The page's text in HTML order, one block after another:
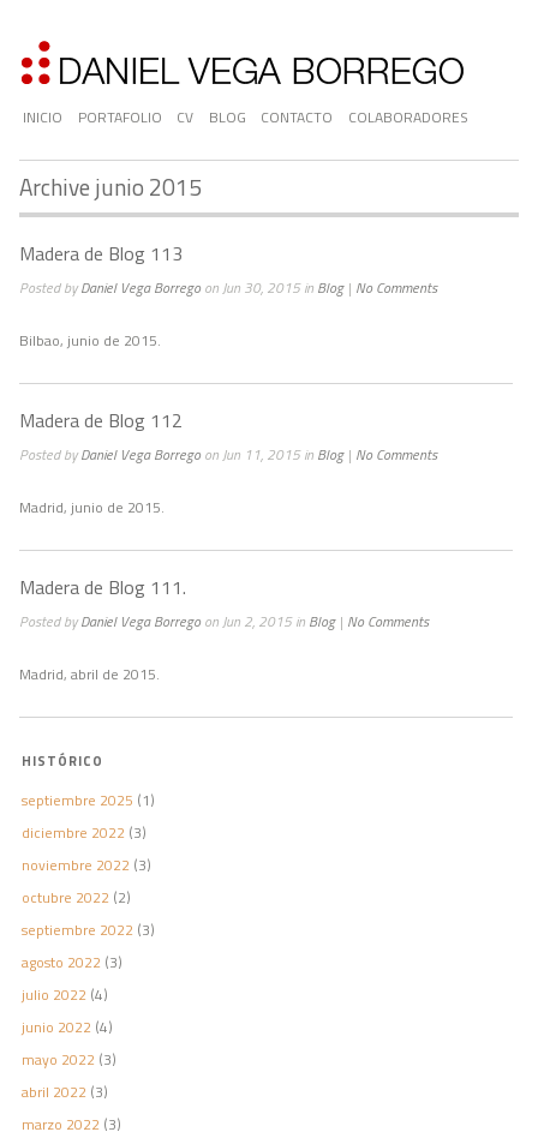
INICIO PORTAFOLIO CV BLOG CONTACTO COLABORADORES
Archive junio 2015
Madera de Blog 113
Posted byDaniel Vega Borrego on Jun 30, 2015 in Blog| No Comments
Bilbao, junio de 2015.
Madera de Blog 112
Posted byDaniel Vega Borrego on Jun 11, 2015 in Blog| No Comments
Madrid, junio de 2015.
Madera de Blog 111.
Posted byDaniel Vega Borrego on Jun 2, 2015 in Blog| No Comments
Madrid, abril de 2015.
HISTÓRICO
septiembre 2025 (1)
diciembre 2022 (3)
noviembre 2022 (3)
octubre 2022 (2)
septiembre 2022 (3)
agosto 2022 (3)
julio 2022 (4)
junio 2022 (4)
mayo 2022 (3)
abril 2022 (3)
marzo 2022 (3)